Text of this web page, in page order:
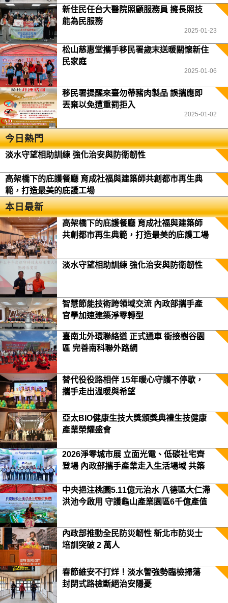
新住民任台大醫院照顧服務員 擁長照技
能為民服務
2025-01-23
松山慈惠堂攜手移民署歲末送暖關懷新住
民家庭
2025-01-06
移民署提醒來臺勿帶豬肉製品 誤攜應即
丟棄以免遭重罰拒入
2025-01-02
今日熱門
淡水守望相助訓練 強化治安與防衛韌性
高架橋下的庇護餐廳 育成社福與建築師共創都市再生典
範，打造最美的庇護工場
本日最新
高架橋下的庇護餐廳 育成社福與建築師
共創都市再生典範，打造最美的庇護工場
淡水守望相助訓練 強化治安與防衛韌性
智慧節能技術跨領域交流 內政部攜手產
官學加速建築淨零轉型
臺南北外環聯絡道 正式通車 銜接樹谷園
區 完善南科聯外路網
替代役役路相伴 15年暖心守護不停歇，
攜手走出溫暖與希望
亞太BIO健康生技大獎頒獎典禮生技健康
產業榮耀盛會
2026淨零城市展 立面光電、低碳社宅齊
登場 內政部攜手產業走入生活場域 共築
中央挹注桃園5.11億元治水 八德區大仁滯
洪池今啟用 守護龜山產業園區6千億產值
內政部推動全民防災韌性 新北市防災士
培訓突破 2 萬人
春節維安不打烊！淡水警強勢臨檢掃蕩
封閉式路檢斷絕治安隱憂